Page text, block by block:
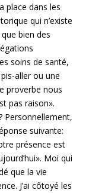
place dans les
qui n’existe
bien des
soins de santé,
aller ou une
proverbe nous
pas raison».
Personnellement,
suivante:
présence est
Moi qui
que la vie
J’ai côtoyé les